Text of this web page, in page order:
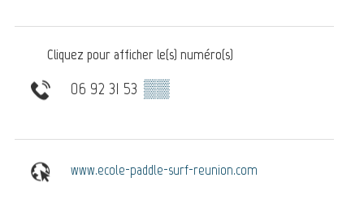
Cliquez pour afficher le(s) numéro(s)
06 92 31 53 ▒▒
www.ecole-paddle-surf-reunion.com